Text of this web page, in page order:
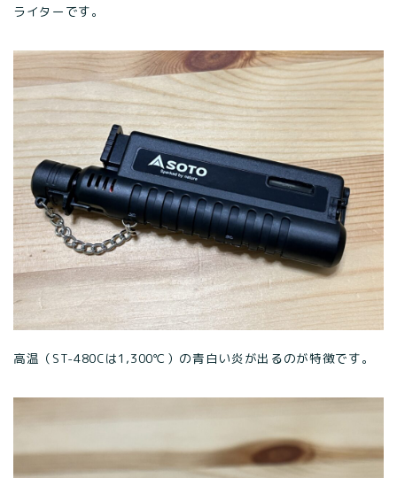
ライターです。
高温（ST-480Cは1,300℃）の青白い炎が出るのが特徴です。